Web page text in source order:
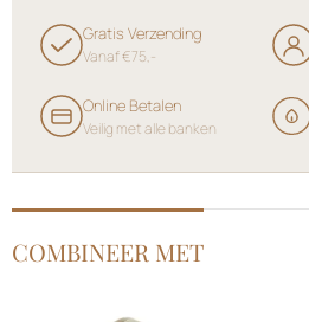
Gratis Verzending
Vanaf €75,-
Online Betalen
Veilig met alle banken
COMBINEER MET